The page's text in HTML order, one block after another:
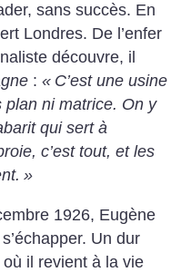
sans succès. En
Londres. De l’enfer
découvre, il
:« C’est une usine
plan ni matrice. On y
qui sert à
c’est tout, et les
»
1926, Eugène
Un dur
il revient à la vie